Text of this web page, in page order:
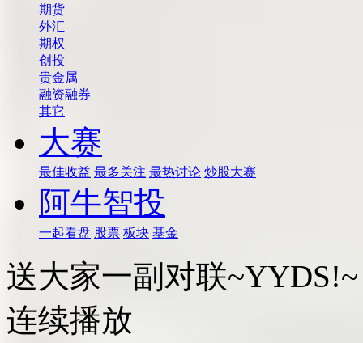
期货
外汇
期权
创投
贵金属
融资融券
其它
大赛
最佳收益 最多关注 最热讨论 炒股大赛
阿牛智投
一起看盘 股票 板块 基金
送大家一副对联~YYDS!~
连续播放